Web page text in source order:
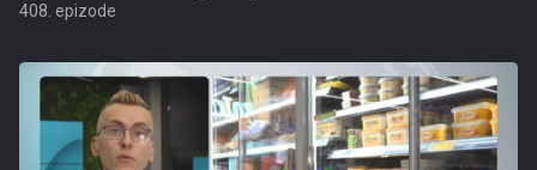
408. epizode